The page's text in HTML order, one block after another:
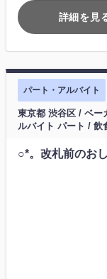
詳細を見
パート・アルバイト
東京都 渋谷区 / ベ
ルバイト パート / 飲
○*。改札前のお